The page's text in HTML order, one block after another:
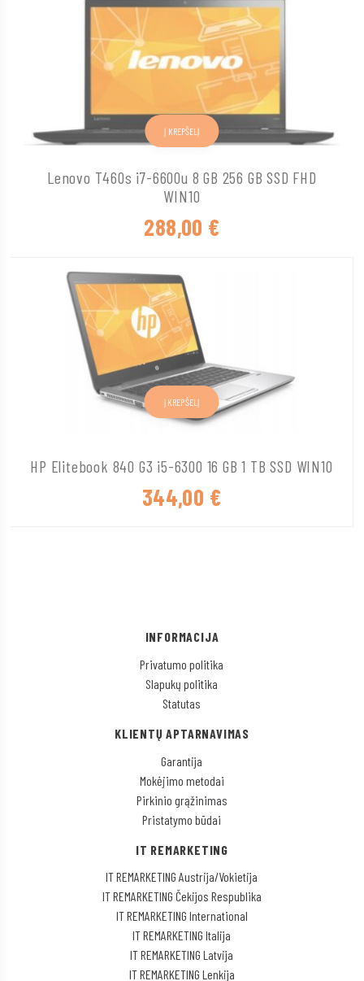
Lenovo T460s i7-6600u 8 GB 256 GB SSD FHD
WIN10
288,00 €
Į KREPŠELĮ
HP Elitebook 840 G3 i5-6300 16 GB 1 TB SSD WIN10
344,00 €
Į KREPŠELĮ
INFORMACIJA
Privatumo politika
Slapukų politika
Statutas
KLIENTŲ APTARNAVIMAS
Garantija
Mokėjimo metodai
Pirkinio grąžinimas
Pristatymo būdai
IT REMARKETING
IT REMARKETING Austrija/Vokietija
IT REMARKETING Čekijos Respublika
IT REMARKETING International
IT REMARKETING Italija
IT REMARKETING Latvija
IT REMARKETING Lenkija